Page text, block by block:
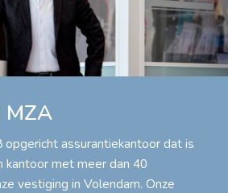
opgericht assurantiekantoor dat is
met meer dan 40
vestiging in Volendam. Onze